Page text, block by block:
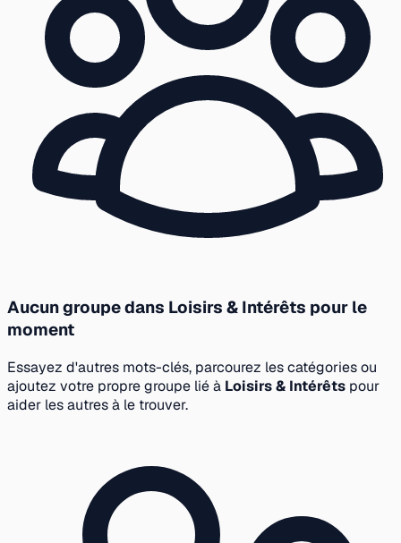
Aucun groupe dans Loisirs & Intérêts pour le
moment
Essayez d'autres mots-clés, parcourez les catégories ou
ajoutez votre propre groupe lié à Loisirs & Intérêts pour
aider les autres à le trouver.